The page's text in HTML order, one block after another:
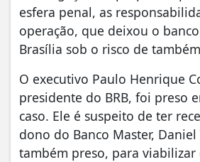
esfera penal, as
operação, que deixou o
Brasília sob o risco de
O executivo Paulo Henrique
presidente do BRB, foi preso
caso. Ele é suspeito de ter
dono do Banco Master, Daniel
também preso, para viabilizar